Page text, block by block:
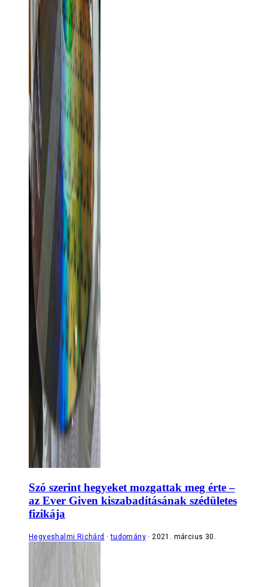
Szó szerint hegyeket mozgattak meg érte –
az Ever Given kiszabadításának szédületes
fizikája
Hegyeshalmi Richárd tudomány 2021. március 30.